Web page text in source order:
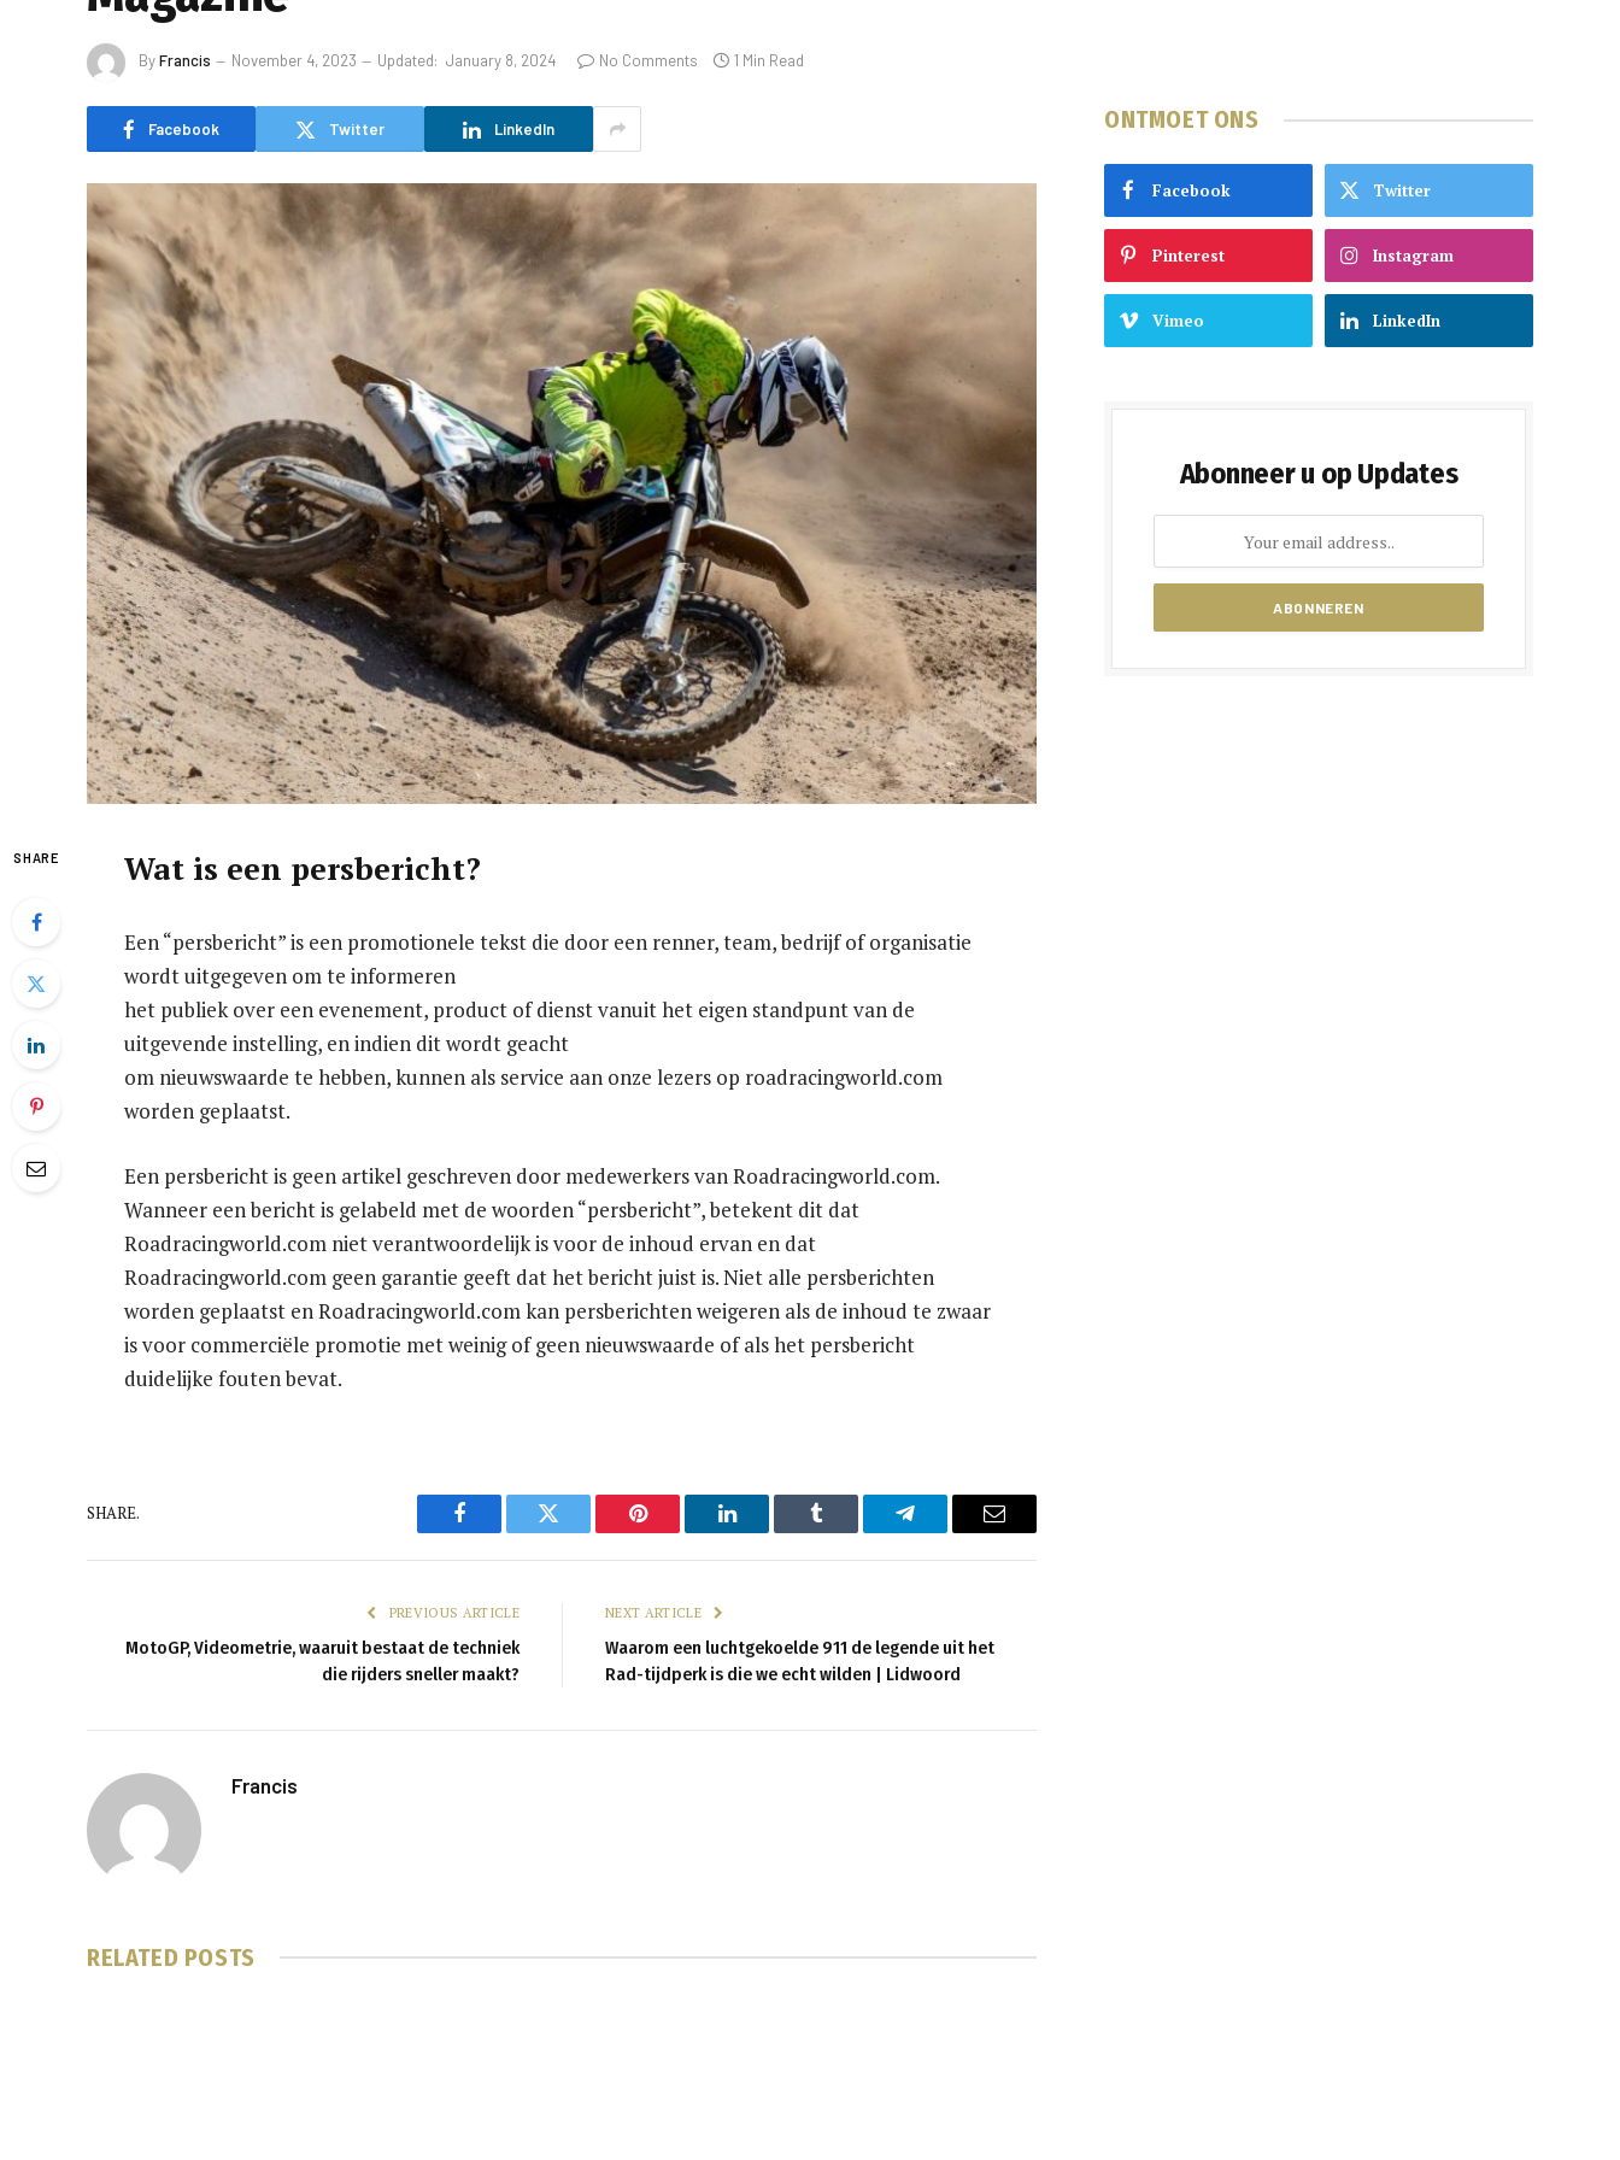
ByFrancis November 4, 2023 Updated: January 8, 2024 No Comments 1 Min Read
Facebook Twitter LinkedIn
SHARE Wat is een persbericht?
Een “persbericht” is een promotionele tekst die door een renner, team, bedrijf of organisatie
wordt uitgegeven om te informeren
het publiek over een evenement, product of dienst vanuit het eigen standpunt van de
uitgevende instelling, en indien dit wordt geacht
om nieuwswaarde te hebben, kunnen als service aan onze lezers op roadracingworld.com
worden geplaatst.
Een persbericht is geen artikel geschreven door medewerkers van Roadracingworld.com.
Wanneer een bericht is gelabeld met de woorden “persbericht”, betekent dit dat
Roadracingworld.com niet verantwoordelijk is voor de inhoud ervan en dat
Roadracingworld.com geen garantie geeft dat het bericht juist is. Niet alle persberichten
worden geplaatst en Roadracingworld.com kan persberichten weigeren als de inhoud te zwaar
is voor commerciële promotie met weinig of geen nieuwswaarde of als het persbericht
duidelijke fouten bevat.
SHARE.
Facebook Twitter Pinterest LinkedIn Tumblr Telegram Email
PREVIOUS ARTICLE
MotoGP, Videometrie, waaruit bestaat de techniek
die rijders sneller maakt?
NEXT ARTICLE
Waarom een ​​luchtgekoelde 911 de legende uit het
Rad-tijdperk is die we echt wilden | Lidwoord
Francis
RELATED POSTS
ONTMOET ONS
Facebook Twitter
Pinterest Instagram
Vimeo LinkedIn
Abonneer u op Updates